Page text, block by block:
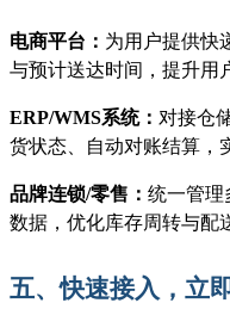
电商平台： 为用户提供快
与预计送达时间，提升用
ERP/WMS系统： 对接仓
货状态、自动对账结算，
品牌连锁/零售： 统一管理
数据，优化库存周转与配
五、快速接入，立